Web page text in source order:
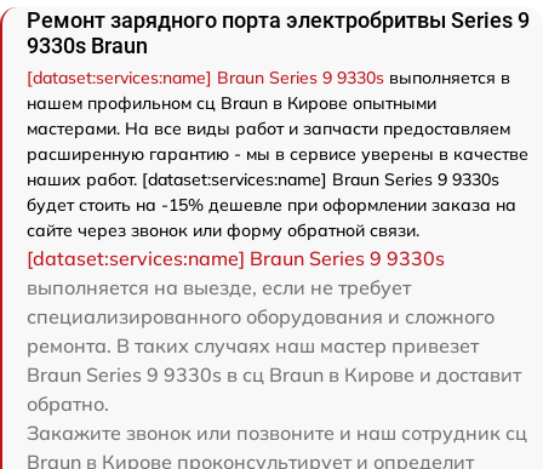
Ремонт зарядного порта электробритвы Series 9
9330s Braun
[dataset:services:name] Braun Series 9 9330s выполняется в
нашем профильном сц Braun в Кирове опытными
мастерами. На все виды работ и запчасти предоставляем
расширенную гарантию - мы в сервисе уверены в качестве
наших работ. [dataset:services:name] Braun Series 9 9330s
будет стоить на -15% дешевле при оформлении заказа на
сайте через звонок или форму обратной связи.
[dataset:services:name] Braun Series 9 9330s
выполняется на выезде, если не требует
специализированного оборудования и сложного
ремонта. В таких случаях наш мастер привезет
Braun Series 9 9330s в сц Braun в Кирове и доставит
обратно.
Закажите звонок или позвоните и наш сотрудник сц
Braun в Кирове проконсультирует и определит